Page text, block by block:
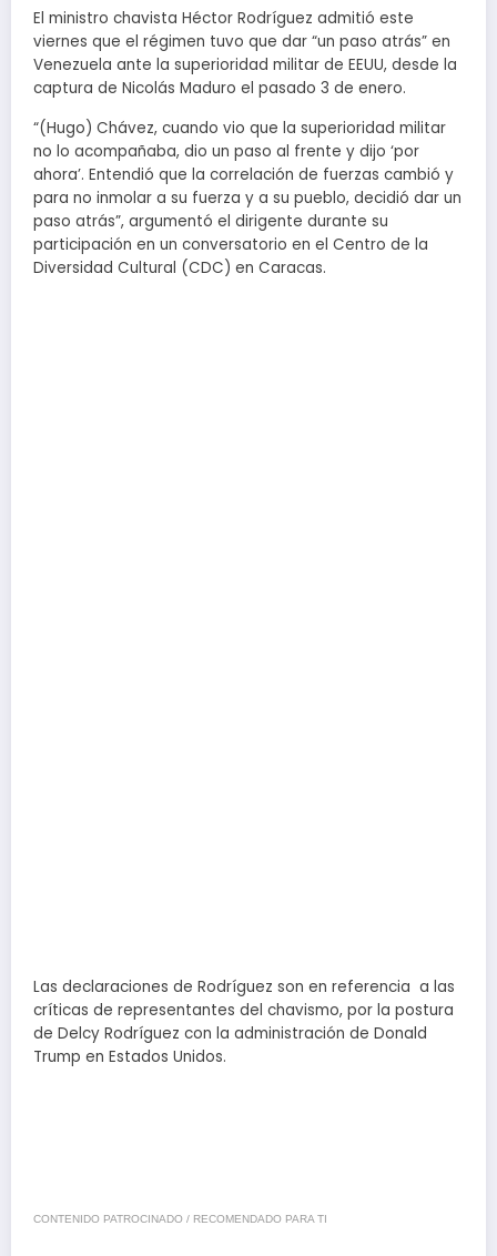
El ministro chavista Héctor Rodríguez admitió este
viernes que el régimen tuvo que dar “un paso atrás” en
Venezuela ante la superioridad militar de EEUU, desde la
captura de Nicolás Maduro el pasado 3 de enero.
“(Hugo) Chávez, cuando vio que la superioridad militar
no lo acompañaba, dio un paso al frente y dijo ‘por
ahora’. Entendió que la correlación de fuerzas cambió y
para no inmolar a su fuerza y a su pueblo, decidió dar un
paso atrás”, argumentó el dirigente durante su
participación en un conversatorio en el Centro de la
Diversidad Cultural (CDC) en Caracas.
Las declaraciones de Rodríguez son en referencia a las
críticas de representantes del chavismo, por la postura
de Delcy Rodríguez con la administración de Donald
Trump en Estados Unidos.
CONTENIDO PATROCINADO / RECOMENDADO PARA TI